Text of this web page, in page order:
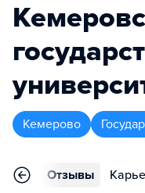
Кемерово
Отзывы